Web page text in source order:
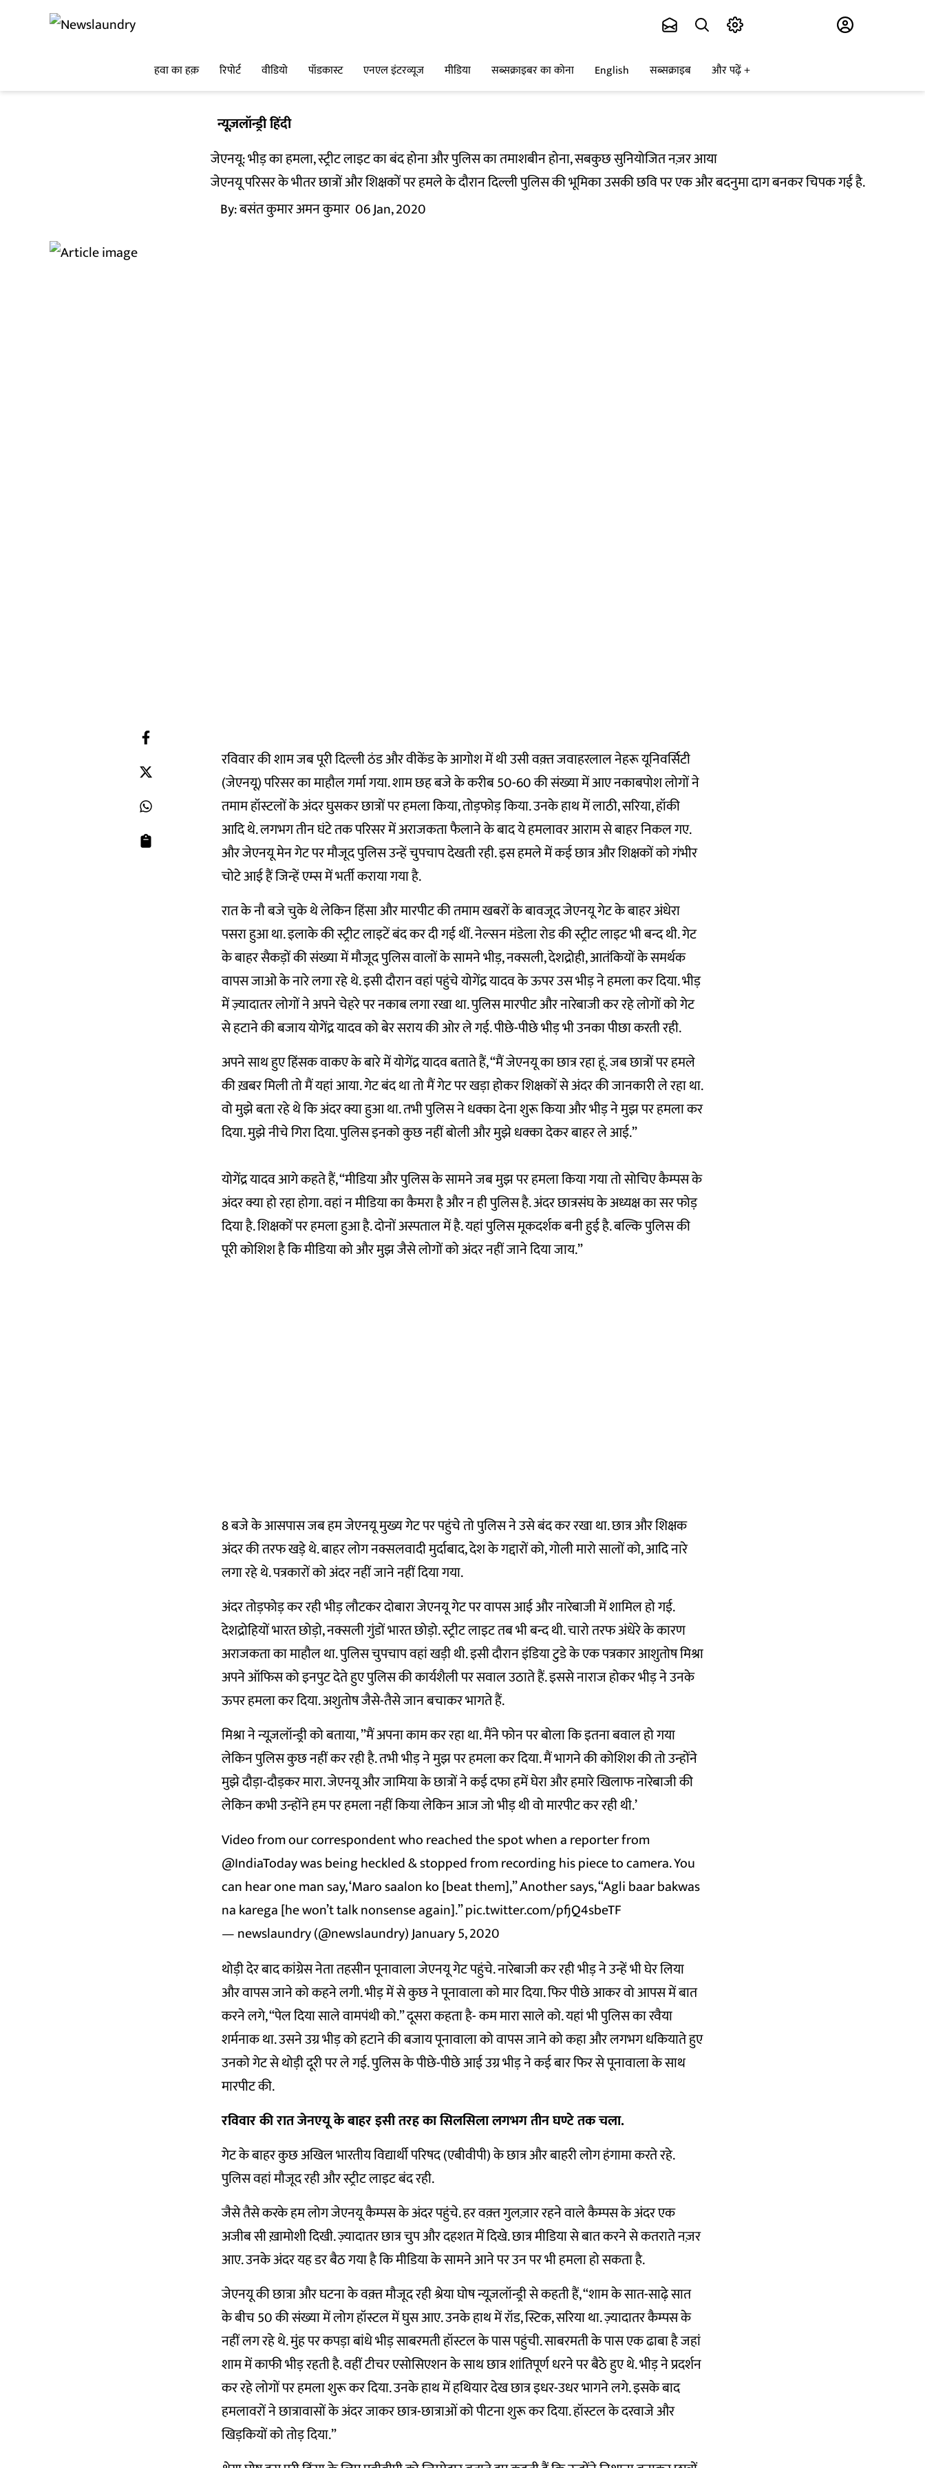
हवा का हक़ रिपोर्ट वीडियो पॉडकास्ट एनएल इंटरव्यूज मीडिया सब्सक्राइबर का कोना English सब्सक्राइब और पढ़ें
न्यूज़लॉन्ड्री हिंदी
जेएनयू: भीड़ का हमला, स्ट्रीट लाइट का बंद होना और पुलिस का तमाशबीन होना, सबकुछ सुनियोजित नज़र आया
जेएनयू परिसर के भीतर छात्रों और शिक्षकों पर हमले के दौरान दिल्ली पुलिस की भूमिका उसकी छवि पर एक और बदनुमा दाग बनकर चिपक गई है.
By:बसंत कुमार अमन कुमार 06 Jan, 2020
रविवार की शाम जब पूरी दिल्ली ठंड और वीकेंड के आगोश में थी उसी वक़्त जवाहरलाल नेहरू यूनिवर्सिटी
(जेएनयू) परिसर का माहौल गर्मा गया. शाम छह बजे के करीब 50-60 की संख्या में आए नकाबपोश लोगों ने
तमाम हॉस्टलों के अंदर घुसकर छात्रों पर हमला किया, तोड़फोड़ किया. उनके हाथ में लाठी, सरिया, हॉकी
आदि थे. लगभग तीन घंटे तक परिसर में अराजकता फैलाने के बाद ये हमलावर आराम से बाहर निकल गए.
और जेएनयू मेन गेट पर मौजूद पुलिस उन्हें चुपचाप देखती रही. इस हमले में कई छात्र और शिक्षकों को गंभीर
चोटे आई हैं जिन्हें एम्स में भर्ती कराया गया है.
रात के नौ बजे चुके थे लेकिन हिंसा और मारपीट की तमाम खबरों के बावजूद जेएनयू गेट के बाहर अंधेरा
पसरा हुआ था. इलाके की स्ट्रीट लाइटें बंद कर दी गई थीं. नेल्सन मंडेला रोड की स्ट्रीट लाइट भी बन्द थी. गेट
के बाहर सैकड़ों की संख्या में मौजूद पुलिस वालों के सामने भीड़, नक्सली, देशद्रोही, आतंकियों के समर्थक
वापस जाओ के नारे लगा रहे थे. इसी दौरान वहां पहुंचे योगेंद्र यादव के ऊपर उस भीड़ ने हमला कर दिया. भीड़
में ज़्यादातर लोगों ने अपने चेहरे पर नकाब लगा रखा था. पुलिस मारपीट और नारेबाजी कर रहे लोगों को गेट
से हटाने की बजाय योगेंद्र यादव को बेर सराय की ओर ले गई. पीछे-पीछे भीड़ भी उनका पीछा करती रही.
अपने साथ हुए हिंसक वाकए के बारे में योगेंद्र यादव बताते हैं, “मैं जेएनयू का छात्र रहा हूं. जब छात्रों पर हमले
की ख़बर मिली तो मैं यहां आया. गेट बंद था तो मैं गेट पर खड़ा होकर शिक्षकों से अंदर की जानकारी ले रहा था.
वो मुझे बता रहे थे कि अंदर क्या हुआ था. तभी पुलिस ने धक्का देना शुरू किया और भीड़ ने मुझ पर हमला कर
दिया. मुझे नीचे गिरा दिया. पुलिस इनको कुछ नहीं बोली और मुझे धक्का देकर बाहर ले आई.”
योगेंद्र यादव आगे कहते हैं, “मीडिया और पुलिस के सामने जब मुझ पर हमला किया गया तो सोचिए कैम्पस के
अंदर क्या हो रहा होगा. वहां न मीडिया का कैमरा है और न ही पुलिस है. अंदर छात्रसंघ के अध्यक्ष का सर फोड़
दिया है. शिक्षकों पर हमला हुआ है. दोनों अस्पताल में है. यहां पुलिस मूकदर्शक बनी हुई है. बल्कि पुलिस की
पूरी कोशिश है कि मीडिया को और मुझ जैसे लोगों को अंदर नहीं जाने दिया जाय.”
8 बजे के आसपास जब हम जेएनयू मुख्य गेट पर पहुंचे तो पुलिस ने उसे बंद कर रखा था. छात्र और शिक्षक
अंदर की तरफ खड़े थे. बाहर लोग नक्सलवादी मुर्दाबाद, देश के गद्दारों को, गोली मारो सालों को, आदि नारे
लगा रहे थे. पत्रकारों को अंदर नहीं जाने नहीं दिया गया.
अंदर तोड़फोड़ कर रही भीड़ लौटकर दोबारा जेएनयू गेट पर वापस आई और नारेबाजी में शामिल हो गई.
देशद्रोहियों भारत छोड़ो, नक्सली गुंडों भारत छोड़ो. स्ट्रीट लाइट तब भी बन्द थी. चारो तरफ अंधेरे के कारण
अराजकता का माहौल था. पुलिस चुपचाप वहां खड़ी थी. इसी दौरान इंडिया टुडे के एक पत्रकार आशुतोष मिश्रा
अपने ऑफिस को इनपुट देते हुए पुलिस की कार्यशैली पर सवाल उठाते हैं. इससे नाराज होकर भीड़ ने उनके
ऊपर हमला कर दिया. अशुतोष जैसे-तैसे जान बचाकर भागते हैं.
मिश्रा ने न्यूज़लॉन्ड्री को बताया, ”मैं अपना काम कर रहा था. मैंने फोन पर बोला कि इतना बवाल हो गया
लेकिन पुलिस कुछ नहीं कर रही है. तभी भीड़ ने मुझ पर हमला कर दिया. मैं भागने की कोशिश की तो उन्होंने
मुझे दौड़ा-दौड़कर मारा. जेएनयू और जामिया के छात्रों ने कई दफा हमें घेरा और हमारे खिलाफ नारेबाजी की
लेकिन कभी उन्होंने हम पर हमला नहीं किया लेकिन आज जो भीड़ थी वो मारपीट कर रही थी.’
Video from our correspondent who reached the spot when a reporter from
@IndiaTodaywas being heckled & stopped from recording his piece to camera. You
can hear one man say, ‘Maro saalon ko [beat them],” Another says, “Agli baar bakwas
na karega [he won’t talk nonsense again].”pic.twitter.com/pfjQ4sbeTF
— newslaundry (@newslaundry)January 5, 2020
थोड़ी देर बाद कांग्रेस नेता तहसीन पूनावाला जेएनयू गेट पहुंचे. नारेबाजी कर रही भीड़ ने उन्हें भी घेर लिया
और वापस जाने को कहने लगी. भीड़ में से कुछ ने पूनावाला को मार दिया. फिर पीछे आकर वो आपस में बात
करने लगे, “पेल दिया साले वामपंथी को.” दूसरा कहता है- कम मारा साले को. यहां भी पुलिस का रवैया
शर्मनाक था. उसने उग्र भीड़ को हटाने की बजाय पूनावाला को वापस जाने को कहा और लगभग धकियाते हुए
उनको गेट से थोड़ी दूरी पर ले गई. पुलिस के पीछे-पीछे आई उग्र भीड़ ने कई बार फिर से पूनावाला के साथ
मारपीट की.
रविवार की रात जेनएयू के बाहर इसी तरह का सिलसिला लगभग तीन घण्टे तक चला.
गेट के बाहर कुछ अखिल भारतीय विद्यार्थी परिषद (एबीवीपी) के छात्र और बाहरी लोग हंगामा करते रहे.
पुलिस वहां मौजूद रही और स्ट्रीट लाइट बंद रही.
जैसे तैसे करके हम लोग जेएनयू कैम्पस के अंदर पहुंचे. हर वक़्त गुलज़ार रहने वाले कैम्पस के अंदर एक
अजीब सी ख़ामोशी दिखी. ज़्यादातर छात्र चुप और दहशत में दिखे. छात्र मीडिया से बात करने से कतराते नज़र
आए. उनके अंदर यह डर बैठ गया है कि मीडिया के सामने आने पर उन पर भी हमला हो सकता है.
जेएनयू की छात्रा और घटना के वक़्त मौजूद रही श्रेया घोष न्यूज़लॉन्ड्री से कहती हैं, “शाम के सात-साढ़े सात
के बीच 50 की संख्या में लोग हॉस्टल में घुस आए. उनके हाथ में रॉड, स्टिक, सरिया था. ज़्यादातर कैम्पस के
नहीं लग रहे थे. मुंह पर कपड़ा बांधे भीड़ साबरमती हॉस्टल के पास पहुंची. साबरमती के पास एक ढाबा है जहां
शाम में काफी भीड़ रहती है. वहीं टीचर एसोसिएशन के साथ छात्र शांतिपूर्ण धरने पर बैठे हुए थे. भीड़ ने प्रदर्शन
कर रहे लोगों पर हमला शुरू कर दिया. उनके हाथ में हथियार देख छात्र इधर-उधर भागने लगे. इसके बाद
हमलावरों ने छात्रावासों के अंदर जाकर छात्र-छात्राओं को पीटना शुरू कर दिया. हॉस्टल के दरवाजे और
खिड़कियों को तोड़ दिया.”